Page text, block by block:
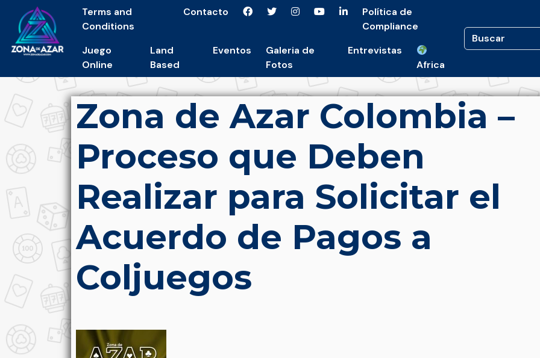
Terms and
Conditions
Contacto
Política de
Compliance
Juego
Online
Land
Based
Eventos
Galeria de
Fotos
Entrevistas
Africa
Zona de Azar Colombia –
Proceso que Deben
Realizar para Solicitar el
Acuerdo de Pagos a
Coljuegos